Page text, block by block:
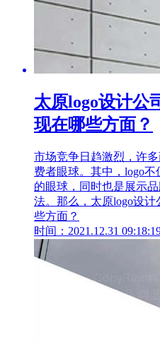
太原logo设计公
现在哪些方面？
市场竞争日趋激烈，许
费者眼球。其中，logo
的眼球，同时也是展示
法。那么，太原logo设
些方面？
时间：2021.12.31